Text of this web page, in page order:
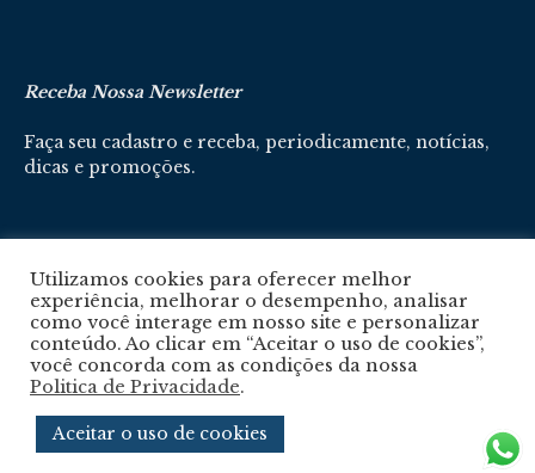
Receba Nossa Newsletter
Faça seu cadastro e receba, periodicamente, notícias,
dicas e promoções.
Cadastre-se aqui
Política De Privacidade
© 2024 © Revista Circuito. Todos os Direitos Reservados. Desenvolvido com
Utilizamos cookies para oferecer melhor
experiência, melhorar o desempenho, analisar
como você interage em nosso site e personalizar
conteúdo. Ao clicar em “Aceitar o uso de cookies”,
você concorda com as condições da nossa
Politica de Privacidade.
Aceitar o uso de cookies